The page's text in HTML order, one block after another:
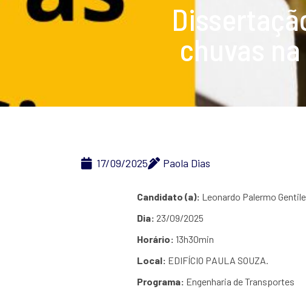
chuvas
17/09/2025 Paola Dias
Candidato (a): Leonardo Palermo Gentile
Dia: 23/09/2025
Horário: 13h30min
Local: EDIFÍCIO PAULA SOUZA.
Programa: Engenharia de Transportes